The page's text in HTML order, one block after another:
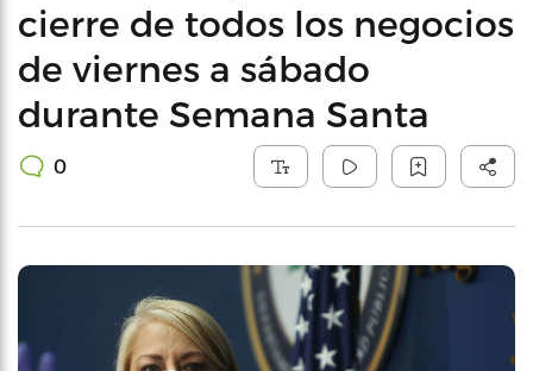
cierre de todos los negocios
de viernes a sábado
durante Semana Santa
0